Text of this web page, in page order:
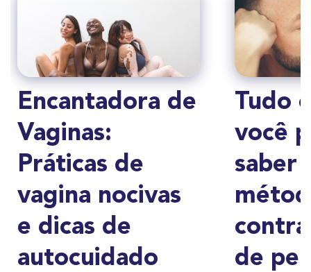
Encantadora de
Vaginas:
Práticas de
vagina nocivas
e dicas de
autocuidado
Tudo
você
saber
de